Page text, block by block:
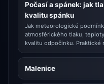
Počasí a spánek: jak
kvalitu spánku
Jak meteorologické
atmosférického tlaku,
kvalitu odpočinku. Praktické
Malenice